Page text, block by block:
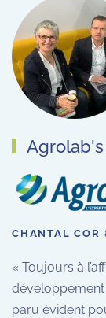
Agrolab's
CHANTAL COR
« Toujours à
développement
paru évident